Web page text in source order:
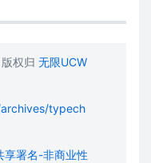
权归 无限UCW
typech
享署名-非商业性